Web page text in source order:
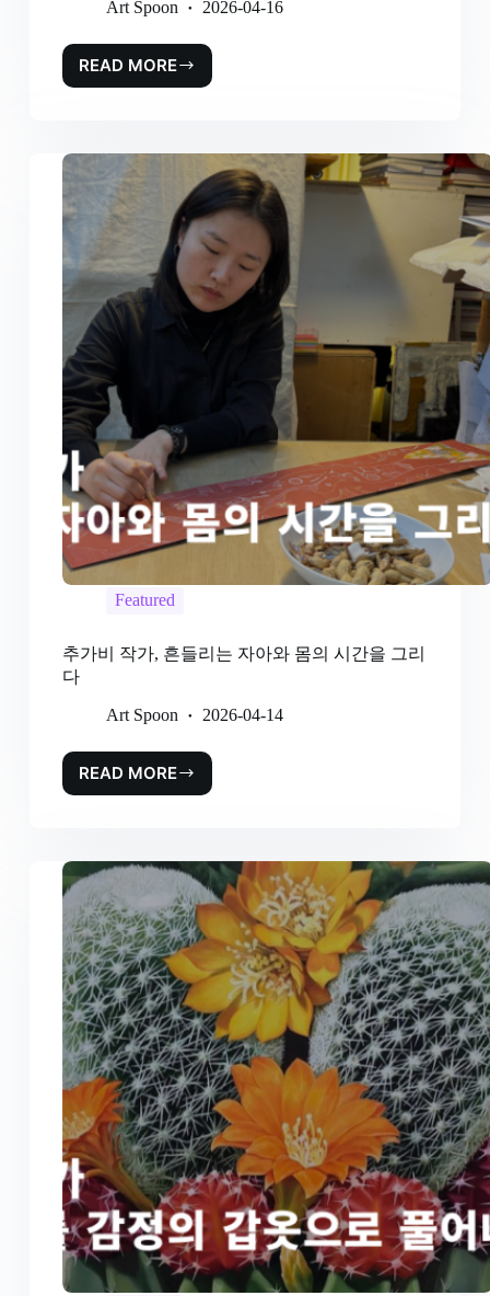
Art Spoon 2026-04-16
READ MORE
Featured
추가비 작가, 흔들리는 자아와 몸의 시간을 그리
다
Art Spoon 2026-04-14
READ MORE